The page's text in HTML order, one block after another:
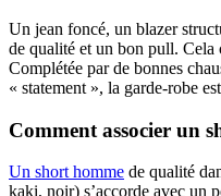
Un jean foncé, un blazer
de qualité et un bon pull. Cela
Complétée par de bonnes
« statement », la garde-robe
Comment associer un
Un short homme de qualité
kaki, noir) s’accorde avec un